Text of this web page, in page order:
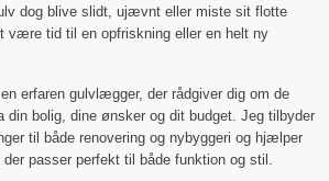
dog blive slidt, ujævnt eller miste sit flotte
være tid til en opfriskning eller en helt ny
erfaren gulvlægger, der rådgiver dig om de
din bolig, dine ønsker og dit budget. Jeg tilbyder
til både renovering og nybyggeri og hjælper
passer perfekt til både funktion og stil.